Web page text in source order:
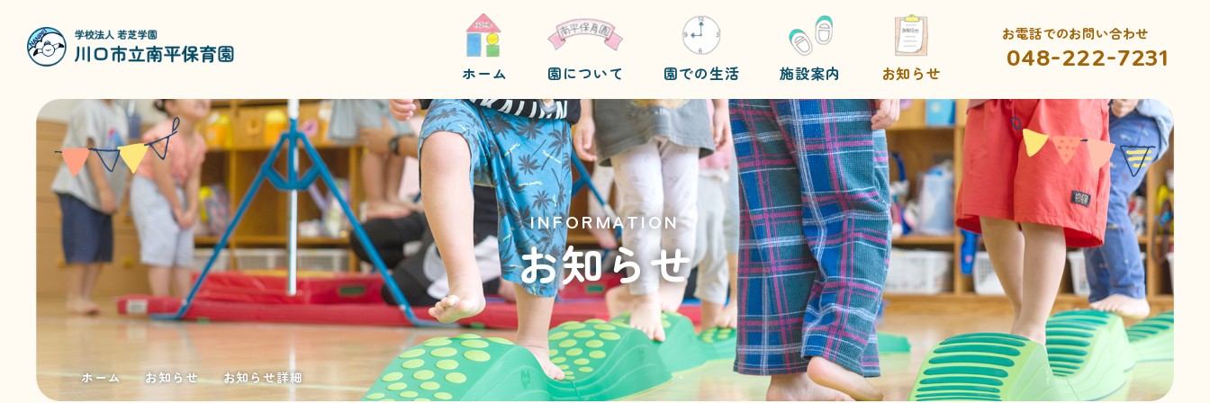
お電話でのお問い合わせ
048-222-7231
ホーム 園について 園での生活 施設案内 お知らせ
INFORMATION
お知らせ
ホーム お知らせ お知らせ詳細